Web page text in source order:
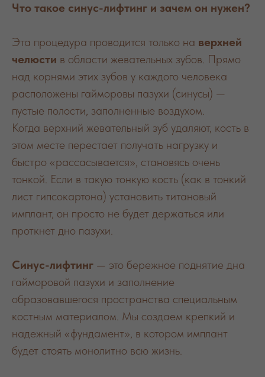
Что такое синус-лифтинг и зачем он нужен?
Эта процедура проводится только на верхней
челюсти в области жевательных зубов. Прямо
над корнями этих зубов у каждого человека
расположены гайморовы пазухи (синусы) —
пустые полости, заполненные воздухом.
Когда верхний жевательный зуб удаляют, кость в
этом месте перестает получать нагрузку и
быстро «рассасывается», становясь очень
тонкой. Если в такую тонкую кость (как в тонкий
лист гипсокартона) установить титановый
имплант, он просто не будет держаться или
проткнет дно пазухи.
Синус-лифтинг — это бережное поднятие дна
гайморовой пазухи и заполнение
образовавшегося пространства специальным
костным материалом. Мы создаем крепкий и
надежный «фундамент», в котором имплант
будет стоять монолитно всю жизнь.